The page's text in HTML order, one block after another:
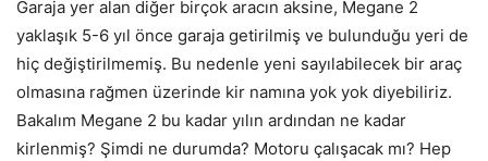
Garaja yer alan diğer birçok aracın aksine, Megane 2
yaklaşık 5-6 yıl önce garaja getirilmiş ve bulunduğu yeri de
hiç değiştirilmemiş. Bu nedenle yeni sayılabilecek bir araç
olmasına rağmen üzerinde kir namına yok yok diyebiliriz.
Bakalım Megane 2 bu kadar yılın ardından ne kadar
kirlenmiş? Şimdi ne durumda? Motoru çalışacak mı? Hep